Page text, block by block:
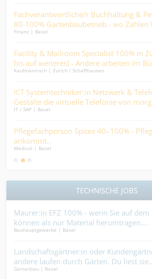
Fachverantwortliche/r Buchhaltung &
80-100% Gartenbaubetrieb - wo Zahlen
schlagen und Prozesse wachsen....
Finanz | Basel
Facility & Mailroom Specialist 100% in
bis auf weiteres) - Andere arbeiten im
dafür, dass sie es können….
Kaufmännisch | Zürich / Schaffhausen
ICT Systemtechniker:in Netzwerk &
Gestalte die virtuelle Telefonie von
IT / SAP | Basel
Pflegefachperson Spitex 40–100% -
ankommt..
Medical | Basel
TECHNISCHE JOBS
Maurer:in EFZ 100% - wenn Sie auf
können als nur Material herumtragen….
Bauhauptgewerbe | Basel
Landschaftsgärtner:in oder
andere laufen durch Gärten. Du liest
Gartenbau | Basel